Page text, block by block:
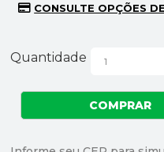
Quantidade